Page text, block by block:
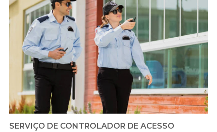
SERVIÇO DE CONTROLADOR DE ACESSO